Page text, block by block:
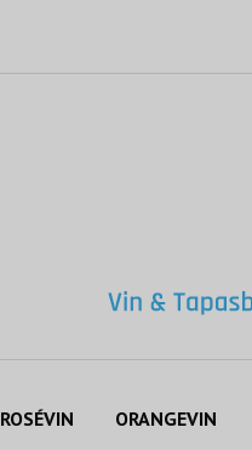
ROSÉVIN ORANGEVIN